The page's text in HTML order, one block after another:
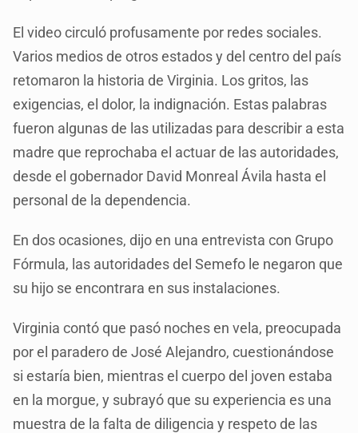
El video circuló profusamente por redes sociales.
Varios medios de otros estados y del centro del país
retomaron la historia de Virginia. Los gritos, las
exigencias, el dolor, la indignación. Estas palabras
fueron algunas de las utilizadas para describir a esta
madre que reprochaba el actuar de las autoridades,
desde el gobernador David Monreal Ávila hasta el
personal de la dependencia.
En dos ocasiones, dijo en una entrevista con Grupo
Fórmula, las autoridades del Semefo le negaron que
su hijo se encontrara en sus instalaciones.
Virginia contó que pasó noches en vela, preocupada
por el paradero de José Alejandro, cuestionándose
si estaría bien, mientras el cuerpo del joven estaba
en la morgue, y subrayó que su experiencia es una
muestra de la falta de diligencia y respeto de las